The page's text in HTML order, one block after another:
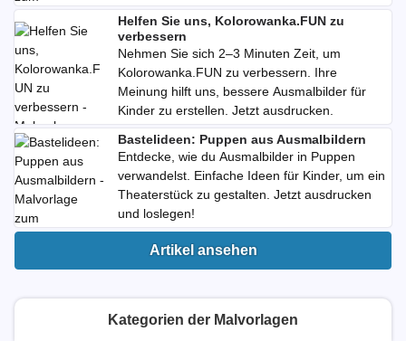
Helfen Sie uns, Kolorowanka.FUN zu
verbessern
Nehmen Sie sich 2–3 Minuten Zeit, um
Kolorowanka.FUN zu verbessern. Ihre
Meinung hilft uns, bessere Ausmalbilder für
Kinder zu erstellen. Jetzt ausdrucken.
Bastelideen: Puppen aus Ausmalbildern
Entdecke, wie du Ausmalbilder in Puppen
verwandelst. Einfache Ideen für Kinder, um ein
Theaterstück zu gestalten. Jetzt ausdrucken
und loslegen!
Artikel ansehen
Kategorien der Malvorlagen